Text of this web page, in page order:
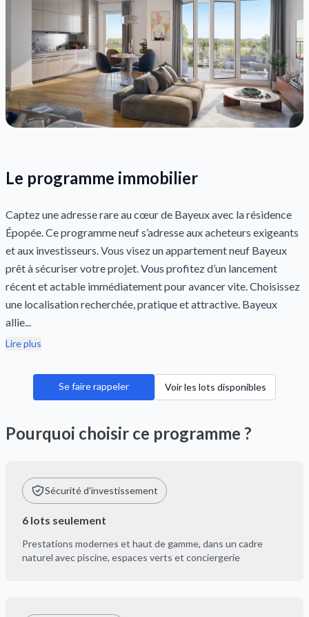
Le programme immobilier
Captez une adresse rare au cœur de Bayeux avec la résidence
Épopée. Ce programme neuf s’adresse aux acheteurs exigeants
et aux investisseurs. Vous visez un appartement neuf Bayeux
prêt à sécuriser votre projet. Vous profitez d’un lancement
récent et actable immédiatement pour avancer vite. Choisissez
une localisation recherchée, pratique et attractive. Bayeux
allie...
Lire plus
Se faire rappeler Voir les lots disponibles
Pourquoi choisir ce programme ?
Sécurité d'investissement
6 lots seulement
Prestations modernes et haut de gamme, dans un cadre
naturel avec piscine, espaces verts et conciergerie